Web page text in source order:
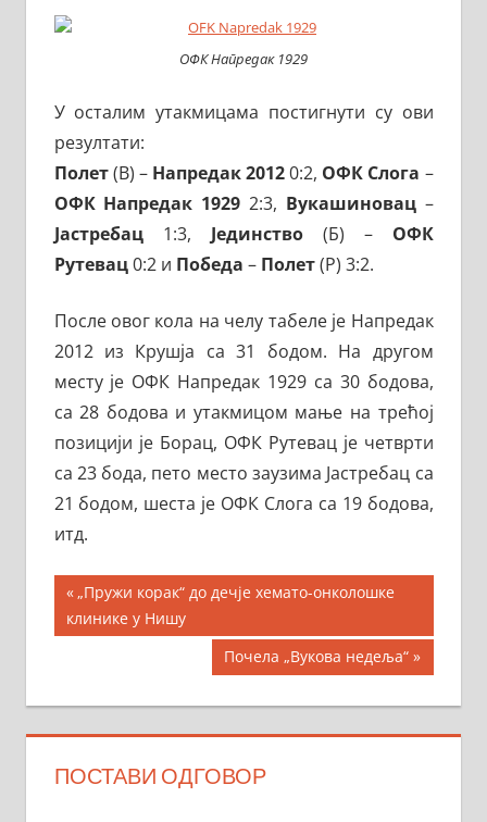
ОФК Напредак 1929
У осталим утакмицама постигнути су ови
резултати:
Полет(В) – Напредак 20120:2, ОФК Слога –
ОФК Напредак 1929 2:3, Вукашиновац–
Јастребац1:3, Јединство(Б) – ОФК
Рутевац0:2 и Победа – Полет(Р) 3:2.
После овог кола на челу табеле је Напредак
2012 из Крушја са 31 бодом. На другом
месту је ОФК Напредак 1929 са 30 бодова,
са 28 бодова и утакмицом мање на трећој
позицији је Борац, ОФК Рутевац је четврти
са 23 бода, пето место заузима Јастребац са
21 бодом, шеста је ОФК Слога са 19 бодова,
итд.
Кретање
чланка
Previous
Post:
„Пружи корак“ до дечје хемато-онколошке
клинике у Нишу
Next
Post:
Почела „Вукова недеља“
ПОСТАВИ ОДГОВОР